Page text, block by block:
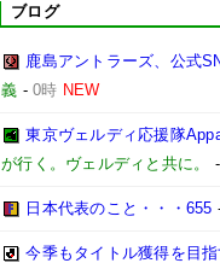
ブログ
鹿島アントラーズ、公式
義 -0時 NEW
東京ヴェルディ応援隊
が行く。ヴェルディと共に。
日本代表のこと・・・655
今季もタイトル獲得を目